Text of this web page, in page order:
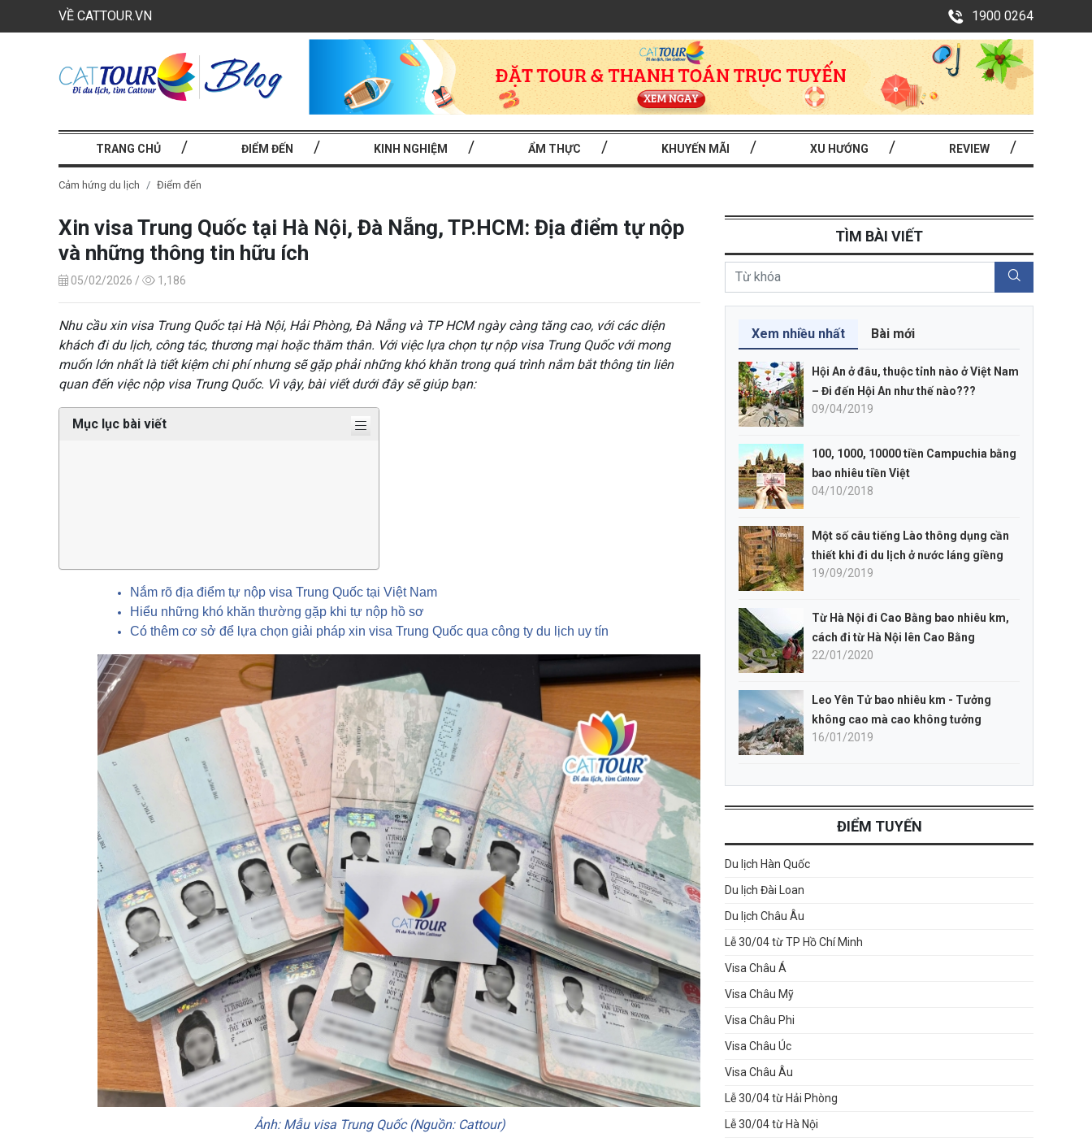
VỀ CATTOUR.VN 1900 0264
TRANG CHỦ ĐIỂM ĐẾN KINH NGHIỆM ẨM THỰC KHUYẾN MÃI XU HƯỚNG REVIEW
Cảm hứng du lịch Điểm đến
Xin visa Trung Quốc tại Hà Nội, Đà Nẵng, TP.HCM: Địa điểm tự nộp
và những thông tin hữu ích
05/02/2026 / 1,186
Nhu cầu xin visa Trung Quốc tại Hà Nội, Hải Phòng, Đà Nẵng và TP HCM ngày càng tăng cao, với các diện
khách đi du lịch, công tác, thương mại hoặc thăm thân. Với việc lựa chọn tự nộp visa Trung Quốc với mong
muốn lớn nhất là tiết kiệm chi phí nhưng sẽ gặp phải những khó khăn trong quá trình nắm bắt thông tin liên
quan đến việc nộp visa Trung Quốc. Vì vậy, bài viết dưới đây sẽ giúp bạn:
Mục lục bài viết
Nắm rõ địa điểm tự nộp visa Trung Quốc tại Việt Nam
Hiểu những khó khăn thường gặp khi tự nộp hồ sơ
Có thêm cơ sở để lựa chọn giải pháp xin visa Trung Quốc qua công ty du lịch uy tín
Ảnh: Mẫu visa Trung Quốc (Nguồn: Cattour)
TÌM BÀI VIẾT
Xem nhiều nhất Bài mới
Hội An ở đâu, thuộc tỉnh nào ở Việt Nam
– Đi đến Hội An như thế nào???
09/04/2019
100, 1000, 10000 tiền Campuchia bằng
bao nhiêu tiền Việt
04/10/2018
Một số câu tiếng Lào thông dụng cần
thiết khi đi du lịch ở nước láng giềng
19/09/2019
Từ Hà Nội đi Cao Bằng bao nhiêu km,
cách đi từ Hà Nội lên Cao Bằng
22/01/2020
Leo Yên Tử bao nhiêu km - Tưởng
không cao mà cao không tưởng
16/01/2019
ĐIỂM TUYẾN
Du lịch Hàn Quốc
Du lịch Đài Loan
Du lịch Châu Âu
Lễ 30/04 từ TP Hồ Chí Minh
Visa Châu Á
Visa Châu Mỹ
Visa Châu Phi
Visa Châu Úc
Visa Châu Âu
Lễ 30/04 từ Hải Phòng
Lễ 30/04 từ Hà Nội